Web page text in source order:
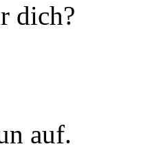
dich?
auf.